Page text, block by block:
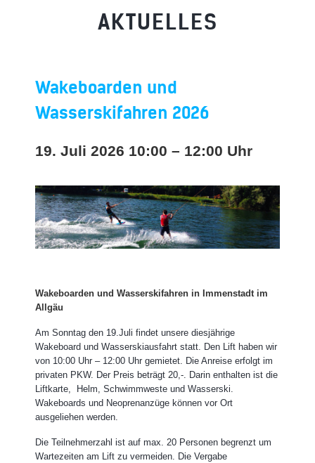
AKTUELLES
Wakeboarden und
Wasserskifahren 2026
19. Juli 2026 10:00 – 12:00 Uhr
Wakeboarden und Wasserskifahren in Immenstadt im
Allgäu
Am Sonntag den 19.Juli findet unsere diesjährige
Wakeboard und Wasserskiausfahrt statt. Den Lift haben wir
von 10:00 Uhr – 12:00 Uhr gemietet. Die Anreise erfolgt im
privaten PKW. Der Preis beträgt 20,-. Darin enthalten ist die
Liftkarte, Helm, Schwimmweste und Wasserski.
Wakeboards und Neoprenanzüge können vor Ort
ausgeliehen werden.
Die Teilnehmerzahl ist auf max. 20 Personen begrenzt um
Wartezeiten am Lift zu vermeiden. Die Vergabe